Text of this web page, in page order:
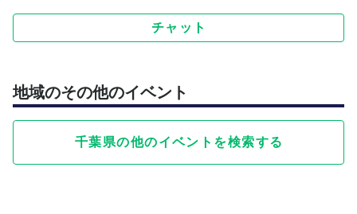
チャット
地域のその他のイベント
千葉県の他のイベントを検索する